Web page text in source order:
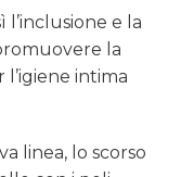
e la
la
intima
linea, lo scorso